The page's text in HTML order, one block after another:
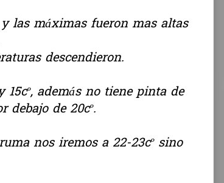
las máximas fueron mas altas
descendieron.
además no tiene pinta de
de 20cº.
nos iremos a 22-23cº sino